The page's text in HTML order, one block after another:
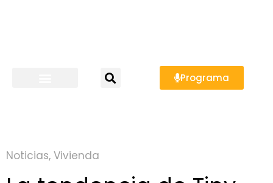
Programa
Noticias, Vivienda